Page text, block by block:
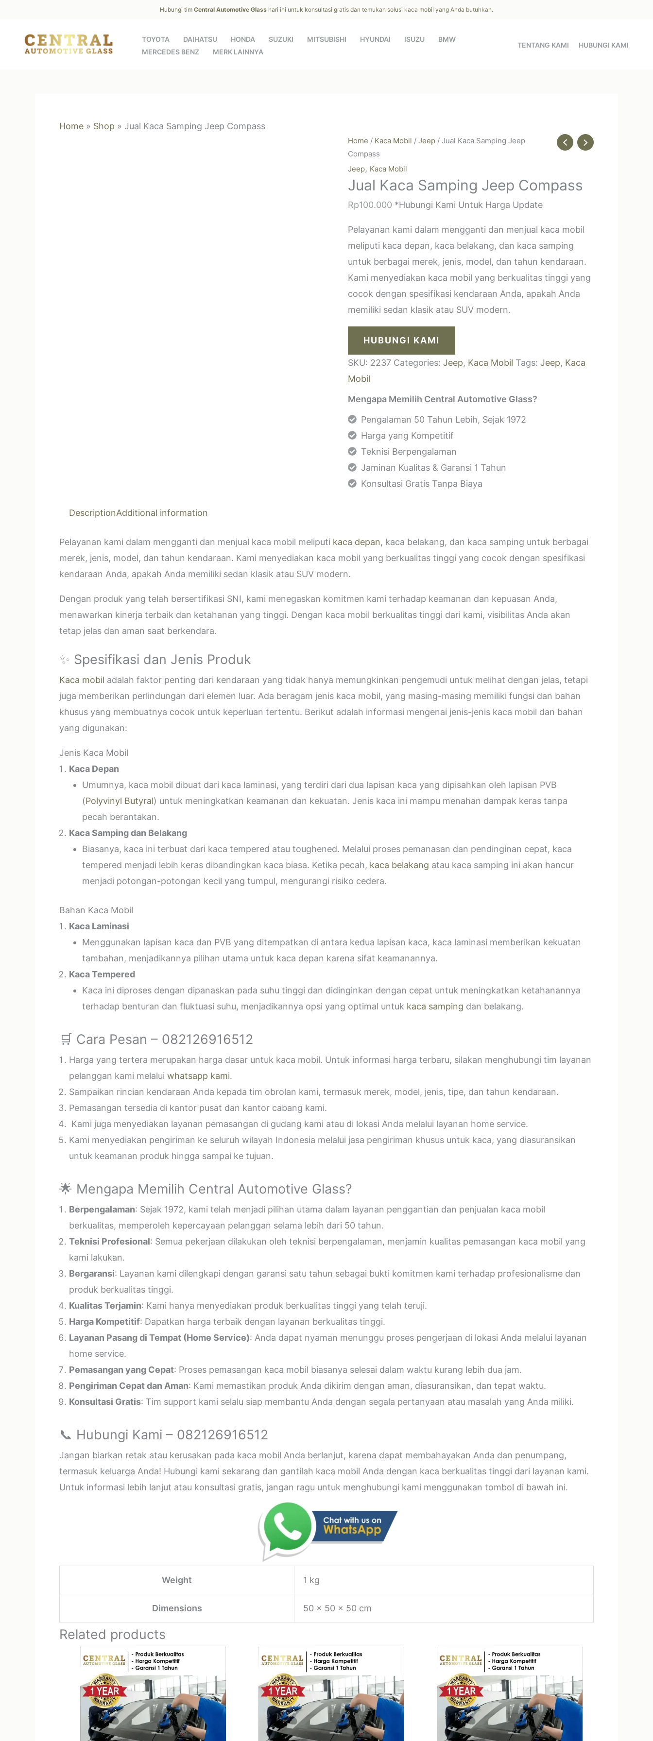
content
Hubungi tim Central Automotive Glass hari ini untuk konsultasi gratis dan temukan solusi kaca mobil yang Anda butuhkan.
TOYOTA DAIHATSU HONDA SUZUKI MITSUBISHI HYUNDAI ISUZU
BMW
MERCEDES BENZ
MERK LAINNYA
TENTANG KAMI HUBUNGI KAMI
Home » Shop » Jual Kaca Samping Jeep Compass
Home / Kaca Mobil / Jeep / Jual Kaca Samping Jeep
Compass
Jeep, Kaca Mobil
Jual Kaca Samping Jeep Compass
Rp100.000 *Hubungi Kami Untuk Harga Update
Pelayanan kami dalam mengganti dan menjual kaca mobil
meliputi kaca depan, kaca belakang, dan kaca samping
untuk berbagai merek, jenis, model, dan tahun kendaraan.
Kami menyediakan kaca mobil yang berkualitas tinggi yang
cocok dengan spesifikasi kendaraan Anda, apakah Anda
memiliki sedan klasik atau SUV modern.
HUBUNGI KAMI
SKU: 2237 Categories: Jeep, Kaca Mobil Tags: Jeep, Kaca
Mobil
Mengapa Memilih Central Automotive Glass?
Pengalaman 50 Tahun Lebih, Sejak 1972
Harga yang Kompetitif
Teknisi Berpengalaman
Jaminan Kualitas & Garansi 1 Tahun
Konsultasi Gratis Tanpa Biaya
DescriptionAdditional information
Pelayanan kami dalam mengganti dan menjual kaca mobil meliputi kaca depan, kaca belakang, dan kaca samping untuk berbagai
merek, jenis, model, dan tahun kendaraan. Kami menyediakan kaca mobil yang berkualitas tinggi yang cocok dengan spesifikasi
kendaraan Anda, apakah Anda memiliki sedan klasik atau SUV modern.
Dengan produk yang telah bersertifikasi SNI, kami menegaskan komitmen kami terhadap keamanan dan kepuasan Anda,
menawarkan kinerja terbaik dan ketahanan yang tinggi. Dengan kaca mobil berkualitas tinggi dari kami, visibilitas Anda akan
tetap jelas dan aman saat berkendara.
✨ Spesifikasi dan Jenis Produk
Kaca mobil adalah faktor penting dari kendaraan yang tidak hanya memungkinkan pengemudi untuk melihat dengan jelas, tetapi
juga memberikan perlindungan dari elemen luar. Ada beragam jenis kaca mobil, yang masing-masing memiliki fungsi dan bahan
khusus yang membuatnya cocok untuk keperluan tertentu. Berikut adalah informasi mengenai jenis-jenis kaca mobil dan bahan
yang digunakan:
Jenis Kaca Mobil
Kaca Depan
Umumnya, kaca mobil dibuat dari kaca laminasi, yang terdiri dari dua lapisan kaca yang dipisahkan oleh lapisan PVB
(Polyvinyl Butyral) untuk meningkatkan keamanan dan kekuatan. Jenis kaca ini mampu menahan dampak keras tanpa
pecah berantakan.
Kaca Samping dan Belakang
Biasanya, kaca ini terbuat dari kaca tempered atau toughened. Melalui proses pemanasan dan pendinginan cepat, kaca
tempered menjadi lebih keras dibandingkan kaca biasa. Ketika pecah, kaca belakang atau kaca samping ini akan hancur
menjadi potongan-potongan kecil yang tumpul, mengurangi risiko cedera.
Bahan Kaca Mobil
Kaca Laminasi
Menggunakan lapisan kaca dan PVB yang ditempatkan di antara kedua lapisan kaca, kaca laminasi memberikan kekuatan
tambahan, menjadikannya pilihan utama untuk kaca depan karena sifat keamanannya.
Kaca Tempered
Kaca ini diproses dengan dipanaskan pada suhu tinggi dan didinginkan dengan cepat untuk meningkatkan ketahanannya
terhadap benturan dan fluktuasi suhu, menjadikannya opsi yang optimal untuk kaca samping dan belakang.
🛒 Cara Pesan – 082126916512
Harga yang tertera merupakan harga dasar untuk kaca mobil. Untuk informasi harga terbaru, silakan menghubungi tim layanan
pelanggan kami melalui whatsapp kami.
Sampaikan rincian kendaraan Anda kepada tim obrolan kami, termasuk merek, model, jenis, tipe, dan tahun kendaraan.
Pemasangan tersedia di kantor pusat dan kantor cabang kami.
Kami juga menyediakan layanan pemasangan di gudang kami atau di lokasi Anda melalui layanan home service.
Kami menyediakan pengiriman ke seluruh wilayah Indonesia melalui jasa pengiriman khusus untuk kaca, yang diasuransikan
untuk keamanan produk hingga sampai ke tujuan.
🌟 Mengapa Memilih Central Automotive Glass?
Berpengalaman: Sejak 1972, kami telah menjadi pilihan utama dalam layanan penggantian dan penjualan kaca mobil
berkualitas, memperoleh kepercayaan pelanggan selama lebih dari 50 tahun.
Teknisi Profesional: Semua pekerjaan dilakukan oleh teknisi berpengalaman, menjamin kualitas pemasangan kaca mobil yang
kami lakukan.
Bergaransi: Layanan kami dilengkapi dengan garansi satu tahun sebagai bukti komitmen kami terhadap profesionalisme dan
produk berkualitas tinggi.
Kualitas Terjamin: Kami hanya menyediakan produk berkualitas tinggi yang telah teruji.
Harga Kompetitif: Dapatkan harga terbaik dengan layanan berkualitas tinggi.
Layanan Pasang di Tempat (Home Service): Anda dapat nyaman menunggu proses pengerjaan di lokasi Anda melalui layanan
home service.
Pemasangan yang Cepat: Proses pemasangan kaca mobil biasanya selesai dalam waktu kurang lebih dua jam.
Pengiriman Cepat dan Aman: Kami memastikan produk Anda dikirim dengan aman, diasuransikan, dan tepat waktu.
Konsultasi Gratis: Tim support kami selalu siap membantu Anda dengan segala pertanyaan atau masalah yang Anda miliki.
📞 Hubungi Kami – 082126916512
Jangan biarkan retak atau kerusakan pada kaca mobil Anda berlanjut, karena dapat membahayakan Anda dan penumpang,
termasuk keluarga Anda! Hubungi kami sekarang dan gantilah kaca mobil Anda dengan kaca berkualitas tinggi dari layanan kami.
Untuk informasi lebih lanjut atau konsultasi gratis, jangan ragu untuk menghubungi kami menggunakan tombol di bawah ini.
Weight 1 kg
Dimensions 50 × 50 × 50 cm
Related products